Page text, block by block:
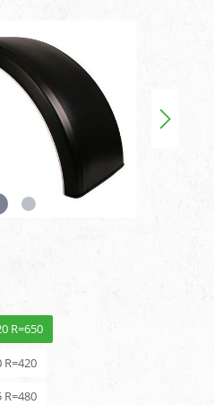
R=650
R=420
R=480